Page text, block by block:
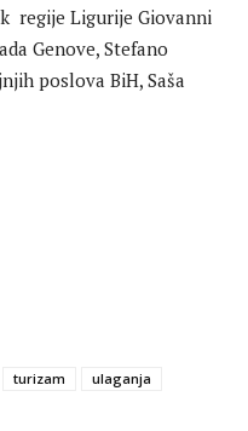
regije Ligurije Giovanni
Genove, Stefano
poslova BiH, Saša
turizam ulaganja